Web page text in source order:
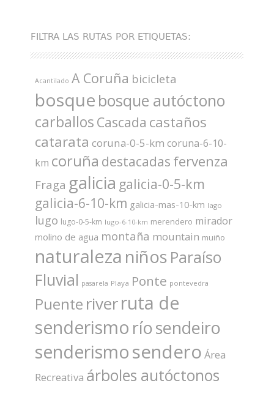
FILTRA LAS RUTAS POR ETIQUETAS:
Acantilado A Coruña bicicleta
bosque bosque autóctono
carballos Cascada castaños
catarata coruna-0-5-km coruna-6-10-
km coruña destacadas fervenza
Fraga galicia galicia-0-5-km
galicia-6-10-km galicia-mas-10-km lago
lugo lugo-0-5-km lugo-6-10-km merendero mirador
molino de agua montaña mountain muiño
naturaleza niños Paraíso
Fluvial pasarela Playa Ponte pontevedra
Puente riverruta de
senderismo ríosendeiro
senderismosendero Área
Recreativa árboles autóctonos